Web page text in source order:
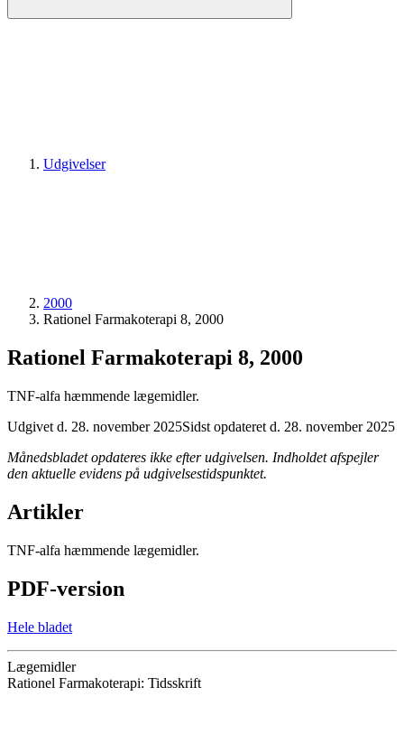
Udgivelser
2000
Rationel Farmakoterapi 8, 2000
Rationel Farmakoterapi 8, 2000
TNF-alfa hæmmende lægemidler.
Udgivet d. 28. november 2025Sidst opdateret d. 28. november 2025
Månedsbladet opdateres ikke efter udgivelsen. Indholdet afspejler
den aktuelle evidens på udgivelsestidspunktet.
Artikler
TNF-alfa hæmmende lægemidler.
PDF-version
Hele bladet
Lægemidler
Rationel Farmakoterapi: Tidsskrift